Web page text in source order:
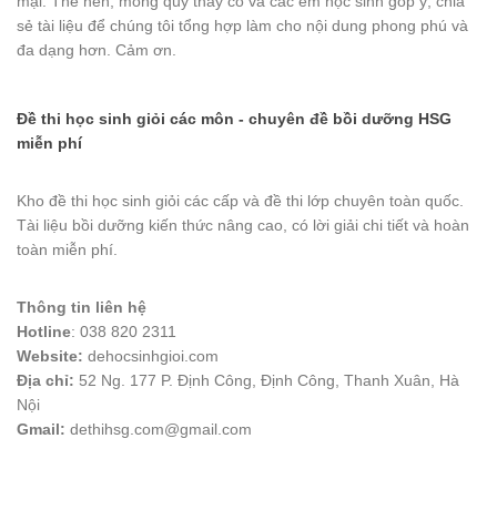
sẻ tài liệu để chúng tôi tổng hợp làm cho nội dung phong phú và
đa dạng hơn. Cảm ơn.
Đề thi học sinh giỏi các môn - chuyên đề bồi dưỡng HSG
miễn phí
Kho đề thi học sinh giỏi các cấp và đề thi lớp chuyên toàn quốc.
Tài liệu bồi dưỡng kiến thức nâng cao, có lời giải chi tiết và hoàn
toàn miễn phí.
Thông tin liên hệ
Hotline: 038 820 2311
Website: dehocsinhgioi.com
Địa chỉ: 52 Ng. 177 P. Định Công, Định Công, Thanh Xuân, Hà
Nội
Gmail: dethihsg.com@gmail.com